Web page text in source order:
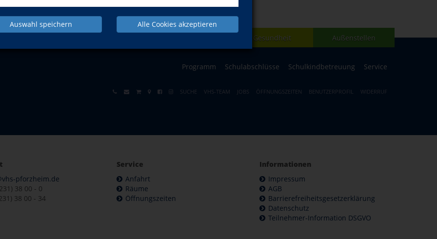
Auswahl speichern Alle Cookies akzeptieren
Gesundheit Außenstellen
Programm Schulabschlüsse Schulkindbetreuung Service
SUCHE VHS-TEAM JOBS ÖFFNUNGSZEITEN BENUTZERPROFIL WIDERRUF
pforzheim.de
38 00 - 0
38 00 - 34
Service
Anfahrt
Räume
Öffnungszeiten
Informationen
Impressum
AGB
Barrierefreiheitsgesetzerklärung
Datenschutz
Teilnehmer-Information DSGVO